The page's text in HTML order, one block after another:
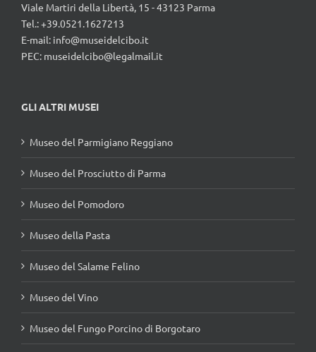
Viale Martiri della Libertà, 15 - 43123 Parma
Tel.: +39.0521.1627213
E-mail: info@museidelcibo.it
PEC: museidelcibo@legalmail.it
GLI ALTRI MUSEI
Museo del Parmigiano Reggiano
Museo del Prosciutto di Parma
Museo del Pomodoro
Museo della Pasta
Museo del Salame Felino
Museo del Vino
Museo del Fungo Porcino di Borgotaro